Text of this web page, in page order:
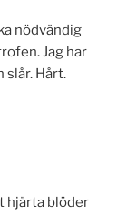
nödvändig
Jag har
slår. Hårt.
hjärta blöder